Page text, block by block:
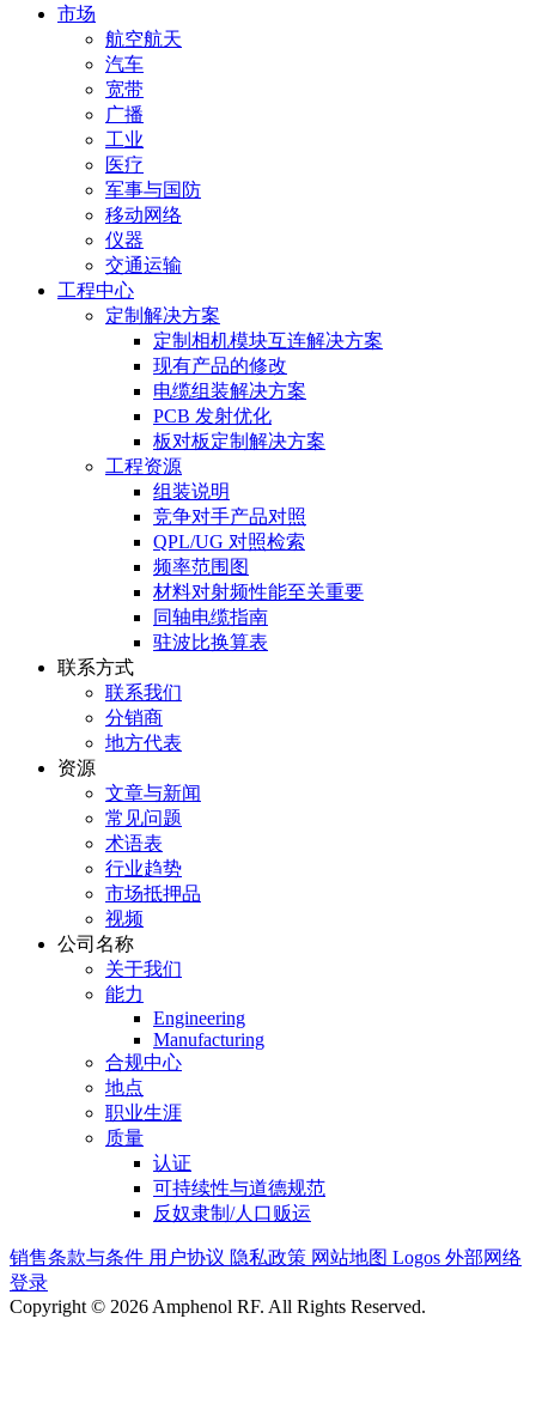
市场
航空航天
汽车
宽带
广播
工业
医疗
军事与国防
移动网络
仪器
交通运输
工程中心
定制解决方案
定制相机模块互连解决方案
现有产品的修改
电缆组装解决方案
PCB 发射优化
板对板定制解决方案
工程资源
组装说明
竞争对手产品对照
QPL/UG 对照检索
频率范围图
材料对射频性能至关重要
同轴电缆指南
驻波比换算表
联系方式
联系我们
分销商
地方代表
资源
文章与新闻
常见问题
术语表
行业趋势
市场抵押品
视频
公司名称
关于我们
能力
Engineering
Manufacturing
合规中心
地点
职业生涯
质量
认证
可持续性与道德规范
反奴隶制/人口贩运
销售条款与条件 用户协议 隐私政策 网站地图 Logos 外部网络
登录
Copyright © 2026 Amphenol RF. All Rights Reserved.